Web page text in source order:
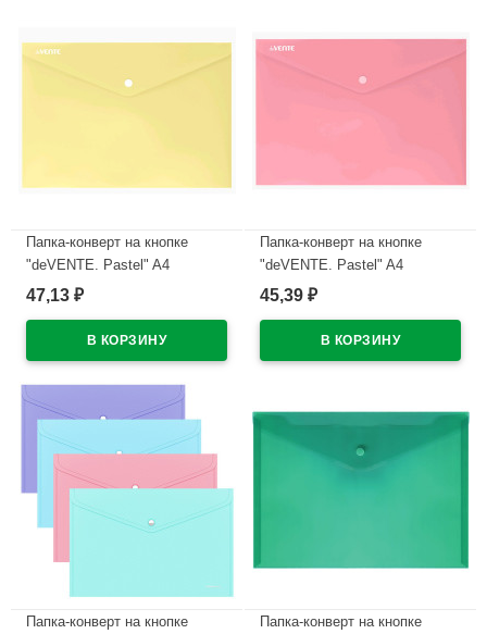
Папка-конверт на кнопке
"deVENTE. Pastel" A4
(330x235 мм) 180 мкм,
желтая, индивидуальная
маркировка
47,13 ₽
Папка-конверт на кнопке
"deVENTE. Pastel" A4
(330x235 мм) 180 мкм,
розовая, индивидуальная
маркировка
45,39 ₽
Папка-конверт на кнопке
Папка-конверт на кнопке